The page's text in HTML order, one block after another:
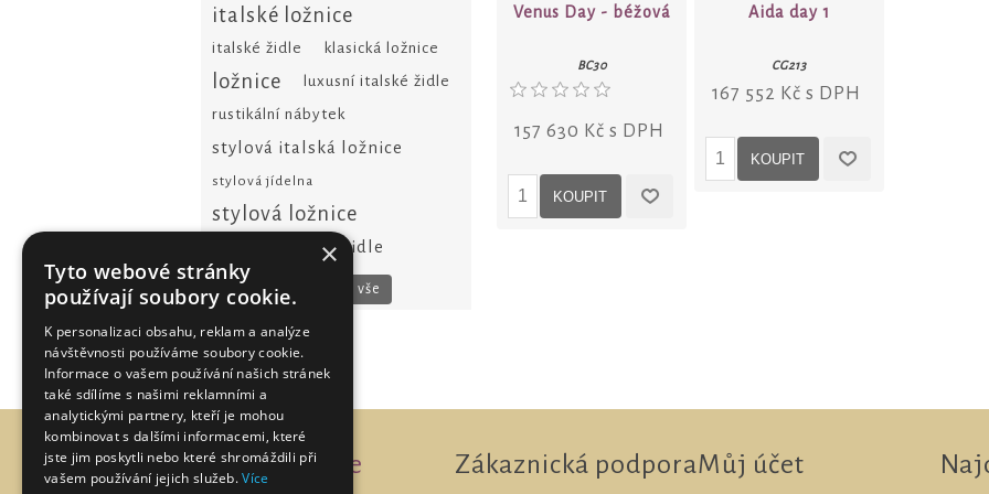
italské ložnice
italské židle klasická ložnice
ložnice
luxusní italské židle
rustikální nábytek
stylová italská ložnice
stylová jídelna
stylová ložnice
židle
Zobrazit vše
Venus Day - béžová
BC30
157 630 Kč s DPH
Aida day 1
CG213
167 552 Kč s DPH
Informace Zákaznická podporaMůj účet
×
Tyto webové stránky
používají soubory cookie.
K personalizaci obsahu, reklam a analýze
návštěvnosti používáme soubory cookie.
Informace o vašem používání našich stránek
také sdílíme s našimi reklamními a
analytickými partnery, kteří je mohou
kombinovat s dalšími informacemi, které
jste jim poskytli nebo které shromáždili při
vašem používání jejich služeb.Více